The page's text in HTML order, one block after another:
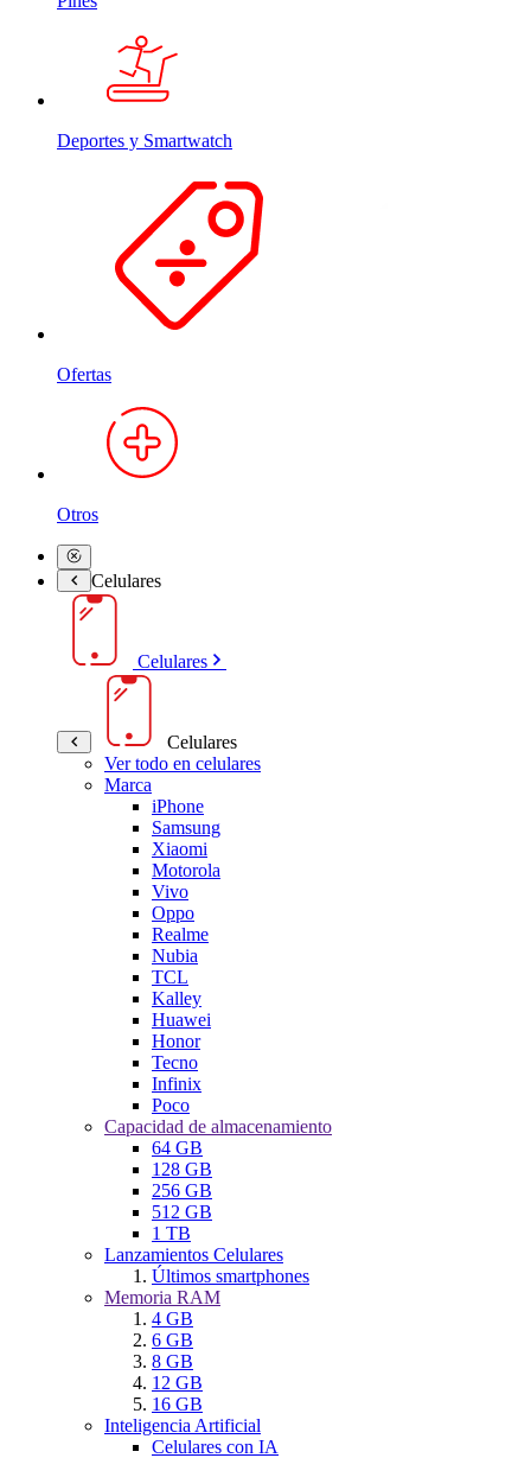
Deportes y Smartwatch
Ofertas
Otros
Celulares
Celulares
Celulares
Ver todo en celulares
Marca
iPhone
Samsung
Xiaomi
Motorola
Vivo
Oppo
Realme
Nubia
TCL
Kalley
Huawei
Honor
Tecno
Infinix
Poco
Capacidad de almacenamiento
64 GB
128 GB
256 GB
512 GB
1 TB
Lanzamientos Celulares
Últimos smartphones
Memoria RAM
4 GB
6 GB
8 GB
12 GB
16 GB
Inteligencia Artificial
Celulares con IA